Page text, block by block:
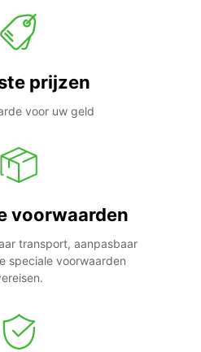
prijzen
voor uw geld
voorwaarden
transport, aanpasbaar
speciale voorwaarden